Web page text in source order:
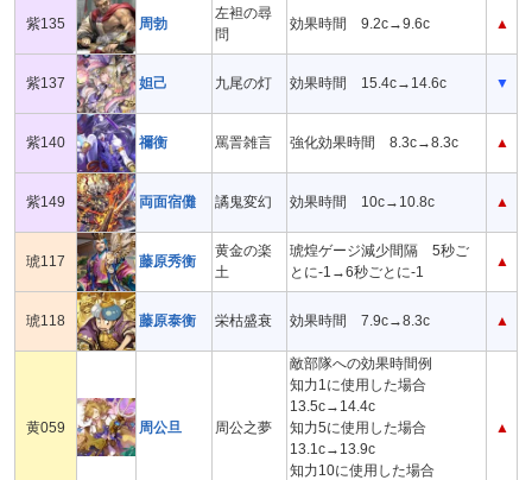
紫135 周勃
左袒の尋
問
効果時間 9.2c→9.6c ▲
紫137 妲己 九尾の灯 効果時間 15.4c→14.6c ▼
紫140 禰衡 罵詈雑言 強化効果時間 8.3c→8.3c ▲
紫149 両面宿儺 譎鬼変幻 効果時間 10c→10.8c ▲
琥117 藤原秀衡
黄金の楽
土
琥煌ゲージ減少間隔 5秒ご
とに-1→6秒ごとに-1
▲
琥118 藤原泰衡 栄枯盛衰 効果時間 7.9c→8.3c ▲
黄059 周公旦 周公之夢
敵部隊への効果時間例
知力1に使用した場合
13.5c→14.4c
知力5に使用した場合
13.1c→13.9c
知力10に使用した場合
▲